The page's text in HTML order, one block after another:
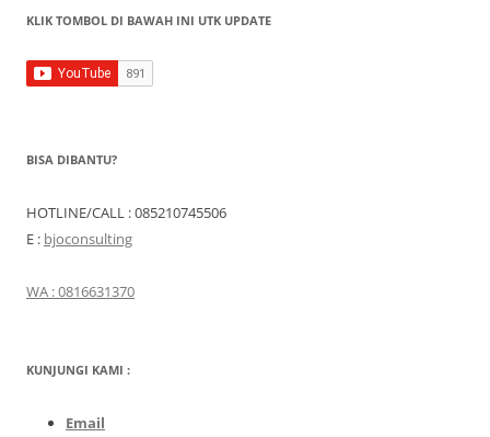
KLIK TOMBOL DI BAWAH INI UTK UPDATE
BISA DIBANTU?
HOTLINE/CALL : 085210745506
E : bjoconsulting
WA : 0816631370
KUNJUNGI KAMI :
Email